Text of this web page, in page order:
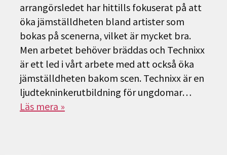
arrangörsledet har hittills fokuserat på att
öka jämställdheten bland artister som
bokas på scenerna, vilket är mycket bra.
Men arbetet behöver bräddas och Technixx
är ett led i vårt arbete med att också öka
jämställdheten bakom scen. Technixx är en
ljudtekninkerutbildning för ungdomar…
Läs mera »